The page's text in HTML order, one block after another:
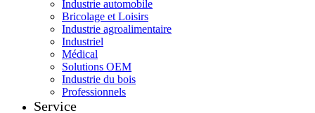
Industrie automobile
Bricolage et Loisirs
Industrie agroalimentaire
Industriel
Médical
Solutions OEM
Industrie du bois
Professionnels
Service